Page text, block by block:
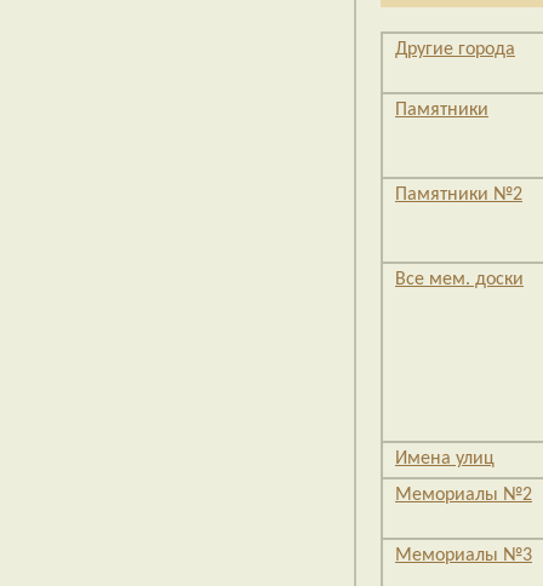
Другие города
Памятники
Памятники №2
Все мем. доски
Имена улиц
Мемориалы №2
Мемориалы №3